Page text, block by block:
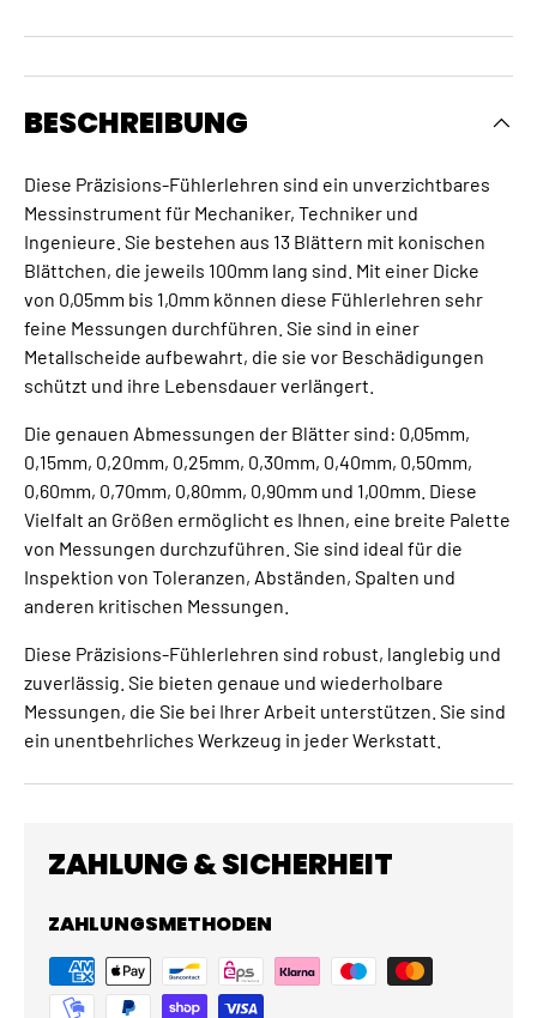
BESCHREIBUNG
Diese Präzisions-Fühlerlehren sind ein unverzichtbares
Messinstrument für Mechaniker, Techniker und
Ingenieure. Sie bestehen aus 13 Blättern mit konischen
Blättchen, die jeweils 100mm lang sind. Mit einer Dicke
von 0,05mm bis 1,0mm können diese Fühlerlehren sehr
feine Messungen durchführen. Sie sind in einer
Metallscheide aufbewahrt, die sie vor Beschädigungen
schützt und ihre Lebensdauer verlängert.
Die genauen Abmessungen der Blätter sind: 0,05mm,
0,15mm, 0,20mm, 0,25mm, 0,30mm, 0,40mm, 0,50mm,
0,60mm, 0,70mm, 0,80mm, 0,90mm und 1,00mm. Diese
Vielfalt an Größen ermöglicht es Ihnen, eine breite Palette
von Messungen durchzuführen. Sie sind ideal für die
Inspektion von Toleranzen, Abständen, Spalten und
anderen kritischen Messungen.
Diese Präzisions-Fühlerlehren sind robust, langlebig und
zuverlässig. Sie bieten genaue und wiederholbare
Messungen, die Sie bei Ihrer Arbeit unterstützen. Sie sind
ein unentbehrliches Werkzeug in jeder Werkstatt.
ZAHLUNG & SICHERHEIT
ZAHLUNGSMETHODEN